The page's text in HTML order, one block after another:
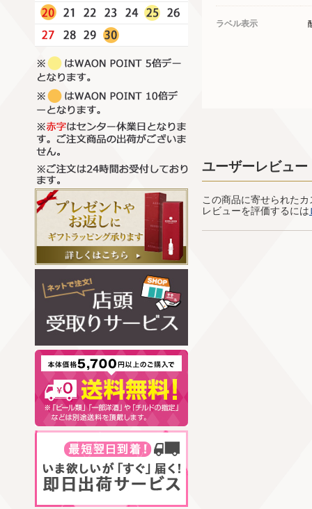
ラベル表示
ユーザーレビュー
この商品に寄せられた
レビューを評価するには